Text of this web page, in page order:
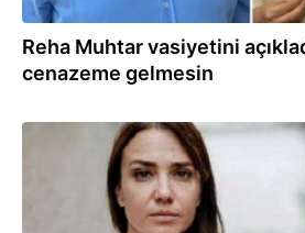
Reha Muhtar vasiyetini
cenazeme gelmesin
02.10.2024